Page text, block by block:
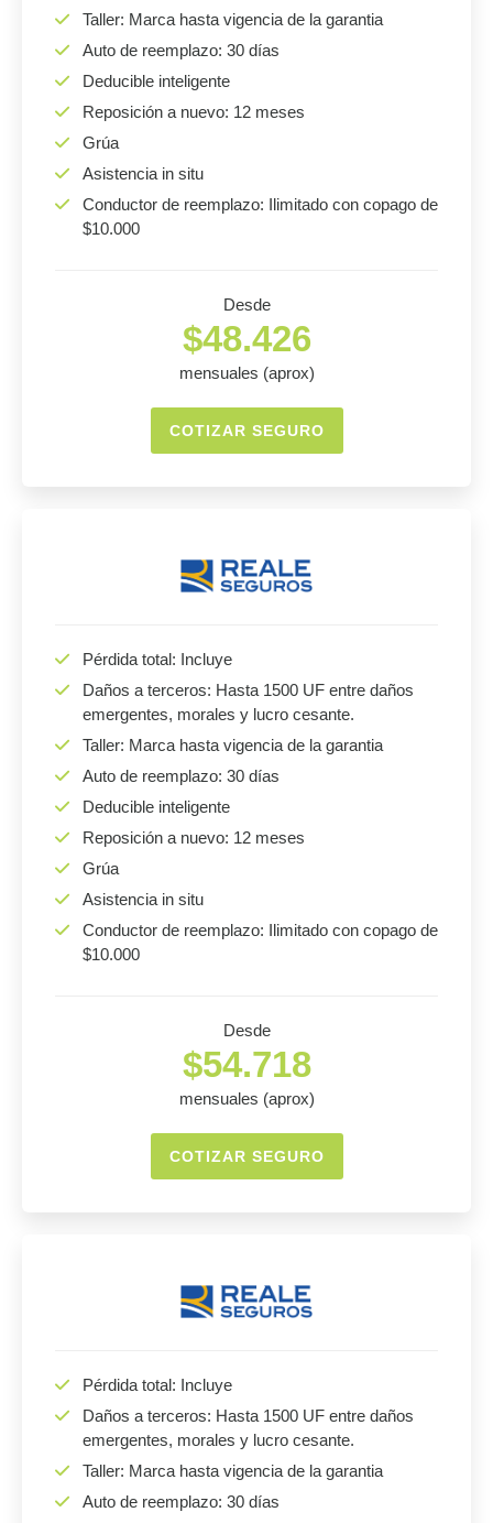
Taller: Marca hasta vigencia de la garantia
Auto de reemplazo: 30 días
Deducible inteligente
Reposición a nuevo: 12 meses
Grúa
Asistencia in situ
Conductor de reemplazo: Ilimitado con copago de
$10.000
Desde
$48.426
mensuales (aprox)
COTIZAR SEGURO
Pérdida total: Incluye
Daños a terceros: Hasta 1500 UF entre daños
emergentes, morales y lucro cesante.
Taller: Marca hasta vigencia de la garantia
Auto de reemplazo: 30 días
Deducible inteligente
Reposición a nuevo: 12 meses
Grúa
Asistencia in situ
Conductor de reemplazo: Ilimitado con copago de
$10.000
Desde
$54.718
mensuales (aprox)
COTIZAR SEGURO
Pérdida total: Incluye
Daños a terceros: Hasta 1500 UF entre daños
emergentes, morales y lucro cesante.
Taller: Marca hasta vigencia de la garantia
Auto de reemplazo: 30 días